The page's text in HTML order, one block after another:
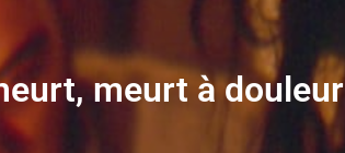
meurt à douleur